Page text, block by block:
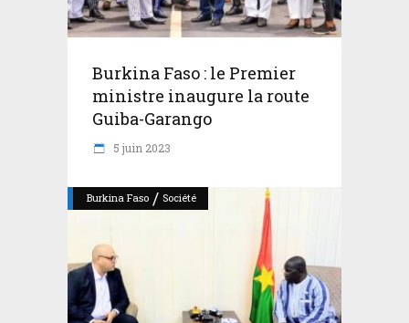
Burkina Faso : le Premier
ministre inaugure la route
Guiba-Garango
5 juin 2023
Burkina Faso / Société